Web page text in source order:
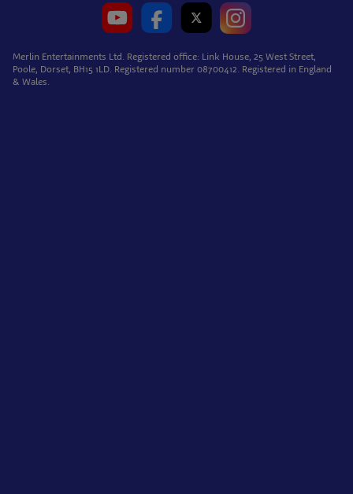
Merlin Entertainments Ltd. Registered office: Link House, 25 West Street,
Poole, Dorset, BH15 1LD. Registered number 08700412. Registered in England
& Wales.